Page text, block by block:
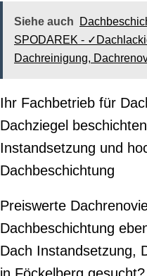
Siehe auch
SPODAREK -
Dachreinigung,
Ihr Fachbetrieb für
Dachziegel
Instandsetzung und
Dachbeschichtung
Preiswerte
Dachbeschichtung
Dach Instandsetzung,